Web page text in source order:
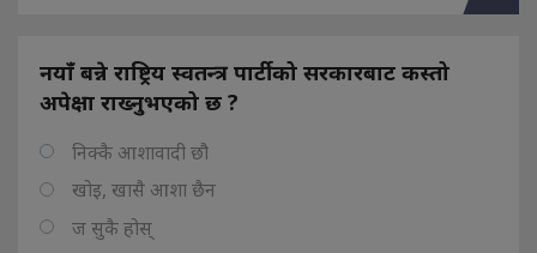
नयाँ बन्ने राष्ट्रिय स्वतन्त्र पार्टीको सरकारबाट कस्तो
अपेक्षा राख्नुभएको छ ?
निक्कै आशावादी छौ
खोइ, खासै आशा छैन
ज सुकै होस्